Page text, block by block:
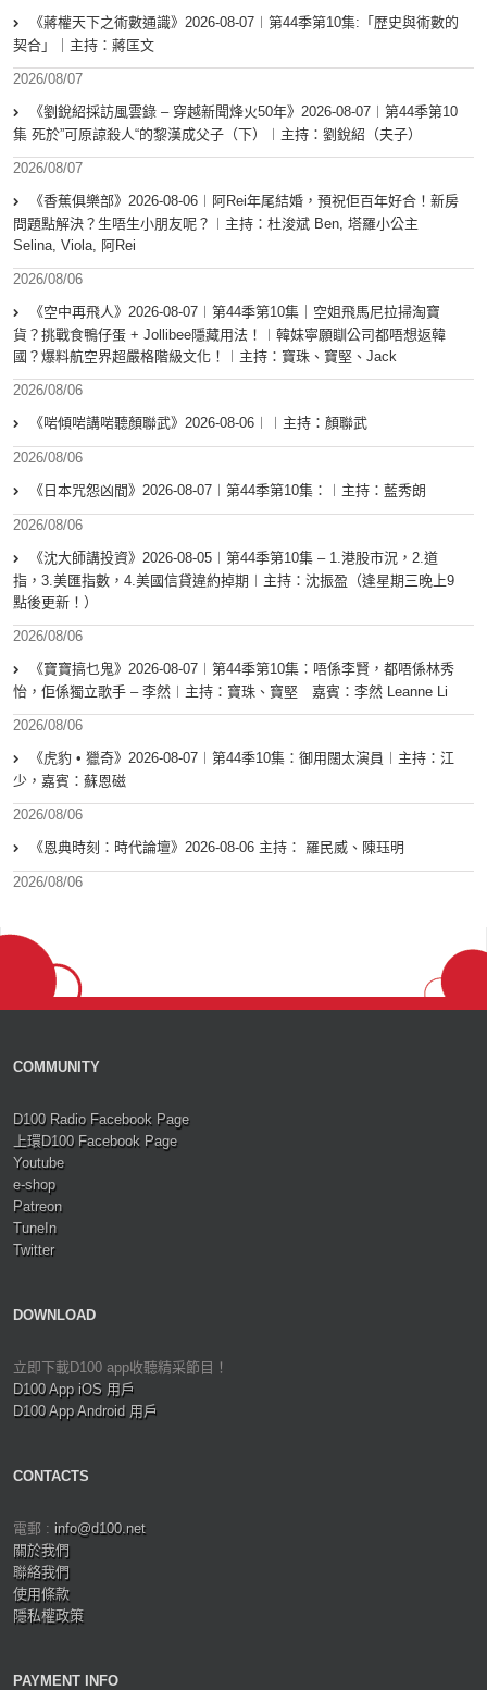
《蔣權天下之術數通識》2026-08-07︱第44季第10集:「歴史與術數的
契合」｜主持：蔣匡文
2026/08/07
《劉銳紹採訪風雲錄 – 穿越新聞烽火50年》2026-08-07︱第44季第10
集 死於”可原諒殺人“的黎漢成父子（下）︱主持：劉銳紹（夫子）
2026/08/07
《香蕉俱樂部》2026-08-06︱阿Rei年尾結婚，預祝佢百年好合！新房
問題點解決？生唔生小朋友呢？︱主持：杜浚斌 Ben, 塔羅小公主
Selina, Viola, 阿Rei
2026/08/06
《空中再飛人》2026-08-07︱第44季第10集｜空姐飛馬尼拉掃淘寶
貨？挑戰食鴨仔蛋 + Jollibee隱藏用法！︱韓妹寧願瞓公司都唔想返韓
國？爆料航空界超嚴格階級文化！︱主持：寶珠、寶堅、Jack
2026/08/06
《啱傾啱講啱聽顏聯武》2026-08-06︱︱主持：顏聯武
2026/08/06
《日本咒怨凶間》2026-08-07︱第44季第10集：︱主持：藍秀朗
2026/08/06
《沈大師講投資》2026-08-05︱第44季第10集 – 1.港股市況，2.道
指，3.美匯指數，4.美國信貸違約掉期︱主持：沈振盈（逢星期三晚上9
點後更新！）
2026/08/06
《寶寶搞乜鬼》2026-08-07︱第44季第10集︰唔係李賢，都唔係林秀
怡，佢係獨立歌手 – 李然︱主持：寶珠、寶堅 嘉賓：李然 Leanne Li
2026/08/06
《虎豹 • 獵奇》2026-08-07︱第44季10集：御用闊太演員︱主持：江
少，嘉賓：蘇恩磁
2026/08/06
《恩典時刻：時代論壇》2026-08-06 主持： 羅民威、陳珏明
2026/08/06
COMMUNITY
D100 Radio Facebook Page
上環D100 Facebook Page
Youtube
e-shop
Patreon
TuneIn
Twitter
DOWNLOAD
立即下載D100 app收聽精采節目！
D100 App iOS 用戶
D100 App Android 用戶
CONTACTS
電郵 : info@d100.net
關於我們
聯絡我們
使用條款
隱私權政策
PAYMENT INFO